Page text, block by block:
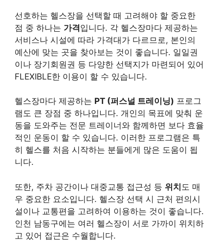
선호하는 헬스장을 선택할 때 고려해야 할 중요한
점 중 하나는 가격입니다. 각 헬스장마다 제공하는
서비스나 시설에 따라 가격대가 다르므로, 본인의
예산에 맞는 곳을 찾아보는 것이 좋습니다. 일일권
이나 장기회원권 등 다양한 선택지가 마련되어 있어
FLEXIBLE한 이용이 할 수 있습니다.
헬스장마다 제공하는 PT (퍼스널 트레이닝) 프로그
램도 큰 장점 중 하나입니다. 개인의 목표에 맞춰 운
동을 도와주는 전문 트레이너와 함께하면 보다 효율
적인 운동이 할 수 있습니다. 이러한 프로그램은 특
히 헬스를 처음 시작하는 분들에게 많은 도움이 됩
니다.
또한, 주차 공간이나 대중교통 접근성 등 위치 도 매
우 중요한 요소입니다. 헬스장 선택 시 근처 편의시
설이나 교통편을 고려하여 이용하는 것이 좋습니다.
인천 남동구에는 여러 헬스장이 서로 가까이 위치하
고 있어 접근은 수월합니다.